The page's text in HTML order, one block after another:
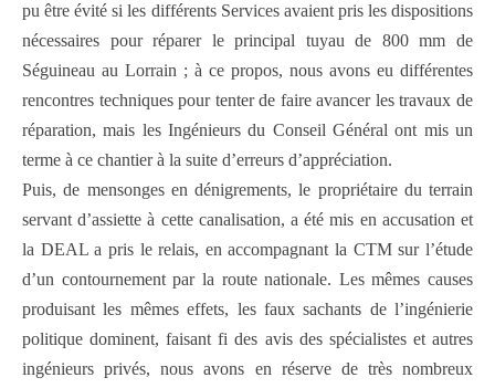
pu être évité si les différents Services avaient pris les dispositions
nécessaires pour réparer le principal tuyau de 800 mm de
Séguineau au Lorrain ; à ce propos, nous avons eu différentes
rencontres techniques pour tenter de faire avancer les travaux de
réparation, mais les Ingénieurs du Conseil Général ont mis un
terme à ce chantier à la suite d’erreurs d’appréciation.
Puis, de mensonges en dénigrements, le propriétaire du terrain
servant d’assiette à cette canalisation, a été mis en accusation et
la DEAL a pris le relais, en accompagnant la CTM sur l’étude
d’un contournement par la route nationale. Les mêmes causes
produisant les mêmes effets, les faux sachants de l’ingénierie
politique dominent, faisant fi des avis des spécialistes et autres
ingénieurs privés, nous avons en réserve de très nombreux